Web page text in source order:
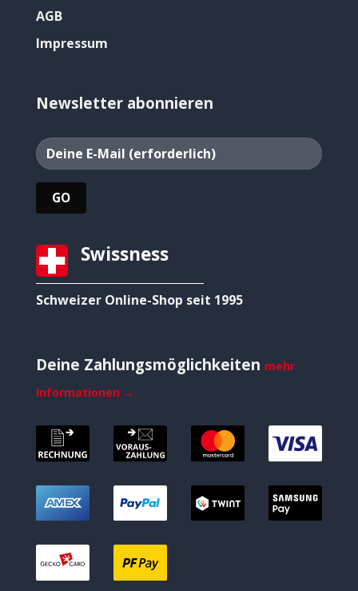
AGB
Impressum
Newsletter abonnieren
Swissness
Schweizer Online-Shop seit 1995
Deine Zahlungsmöglichkeiten mehr
Informationen →